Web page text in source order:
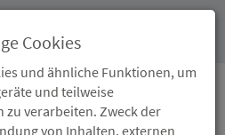
Cookies
und ähnliche Funktionen, um
und teilweise
zu verarbeiten. Zweck der
von Inhalten, externen